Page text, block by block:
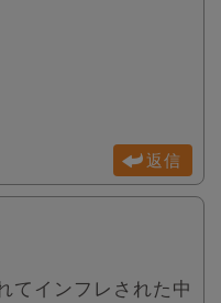
返信
てインフレされた中